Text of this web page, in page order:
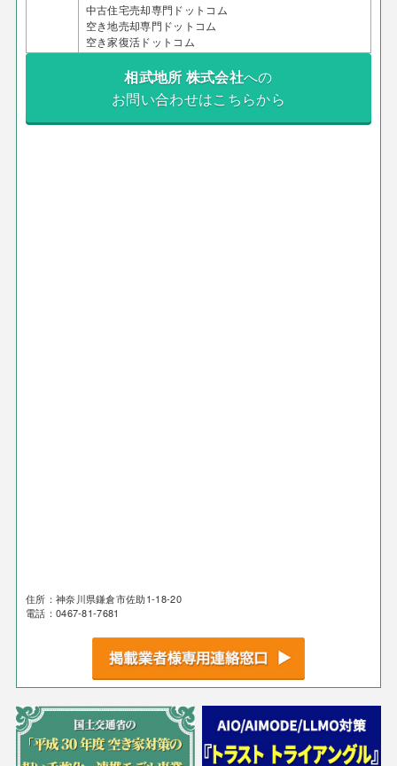
中古住宅売却専門ドットコム
空き地売却専門ドットコム
空き家復活ドットコム
相武地所 株式会社への
お問い合わせはこちらから
住所：神奈川県鎌倉市佐助1-18-20
電話：0467-81-7681